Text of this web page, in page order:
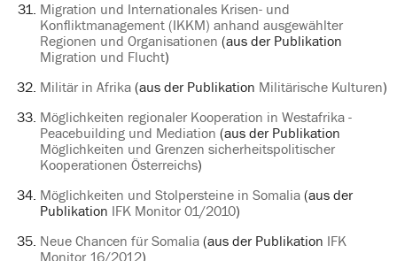
Migration und Internationales Krisen- und
Konfliktmanagement (IKKM) anhand ausgewählter
Regionen und Organisationen (aus der Publikation
Migration und Flucht)
Militär in Afrika(aus der Publikation Militärische Kulturen)
Möglichkeiten regionaler Kooperation in Westafrika -
Peacebuilding und Mediation (aus der Publikation
Möglichkeiten und Grenzen sicherheitspolitischer
Kooperationen Österreichs)
Möglichkeiten und Stolpersteine in Somalia(aus der
Publikation IFK Monitor 01/2010)
Neue Chancen für Somalia(aus der Publikation IFK
Monitor 16/2012)